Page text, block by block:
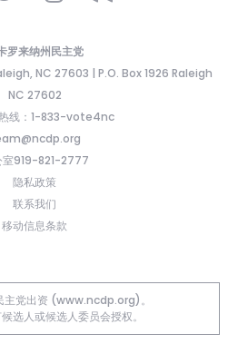
罗来纳州民主党
NC 27603 | P.O. Box 1926 Raleigh
NC 27602
线：1-833-vote4nc
室919-821-2777
隐私政策
联系我们
移动信息条款
主党出资 (www.ncdp.org)。
选人或候选人委员会授权。